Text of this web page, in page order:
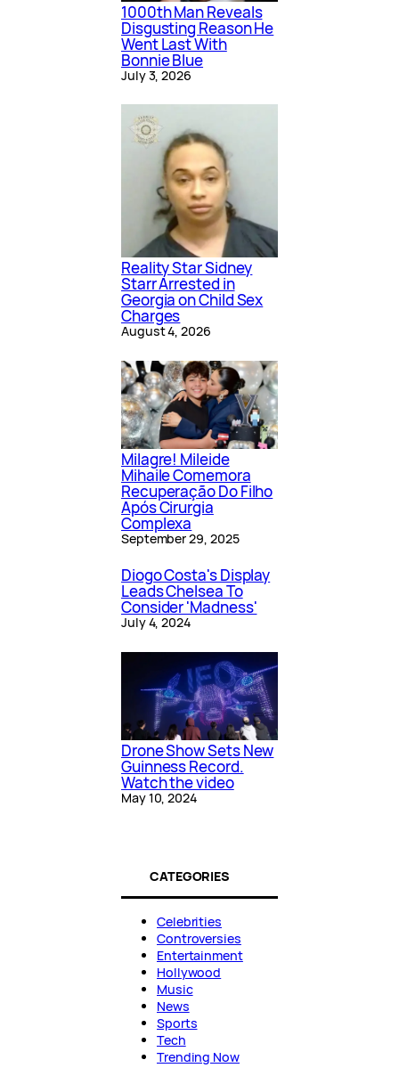
1000th Man Reveals
Disgusting Reason He
Went Last With
Bonnie Blue
July 3, 2026
Reality Star Sidney
Starr Arrested in
Georgia on Child Sex
Charges
August 4, 2026
Milagre! Mileide
Mihaile Comemora
Recuperação Do Filho
Após Cirurgia
Complexa
September 29, 2025
Diogo Costa's Display
Leads Chelsea To
Consider 'Madness'
July 4, 2024
Drone Show Sets New
Guinness Record.
Watch the video
May 10, 2024
CATEGORIES
Celebrities
Controversies
Entertainment
Hollywood
Music
News
Sports
Tech
Trending Now